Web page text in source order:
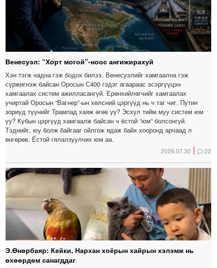
Венесуэл: “Хорт могой”-ноос ангижирахуй
Хэн тэгж чадна гэж бодох билээ. Венесуэлийг хамгаална гэж
сүржигнэж байсан Оросын С400 гэдэг агаараас эсэргүүцэн
хамгаалах систем ажилласангүй. Ерөнхийлөгчийг хамгаалах
учиртай Оросын “Вагнер”-ын хөлсний цэргүүд нь ч таг чиг. Путин
зориуд түүнийг Трампад хаяж өгөв үү? Эсхүл тийм муу систем юм
уу? Кубын цэргүүд хамгаалж байсан ч ёстой “юм” болсонгүй.
Тэднийг, юу болж байгааг ойлгож ядаж байх хооронд арчаад л
өнгөрөв. Ёстой гялалзуулчих юм аа.
2026.07.30 22
Э.Өнөрбаяр: Кейки, Нархан хоёрын хайрын хэлэмж нь
өхөөрдөм санагддаг